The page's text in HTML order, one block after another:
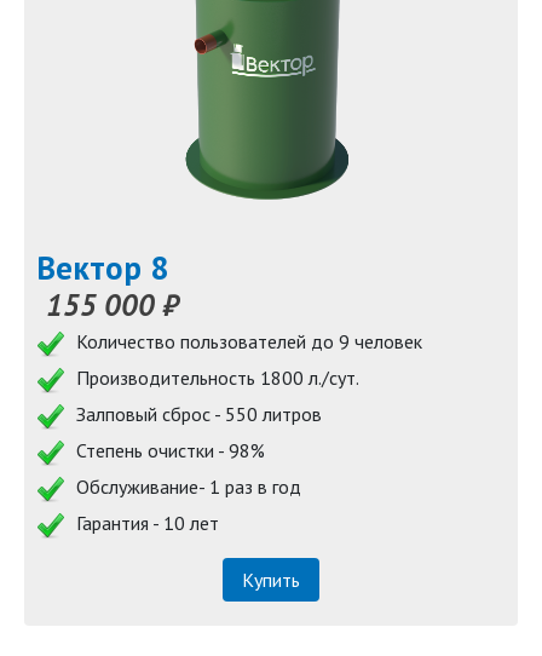
Вектор 8
155 000 ₽
Количество пользователей до 9 человек
Производительность 1800 л./сут.
Залповый сброс - 550 литров
Степень очистки - 98%
Обслуживание- 1 раз в год
Гарантия - 10 лет
Купить